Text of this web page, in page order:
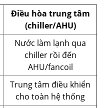
Điều hòa trung tâm
(chiller/AHU)
Nước làm lạnh qua
chiller rồi đến
AHU/fancoil
Trung tâm điều khiển
cho toàn hệ thống